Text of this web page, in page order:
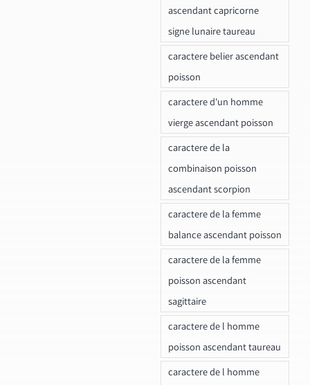
ascendant capricorne
signe lunaire taureau
caractere belier ascendant
poisson
caractere d'un homme
vierge ascendant poisson
caractere de la
combinaison poisson
ascendant scorpion
caractere de la femme
balance ascendant poisson
caractere de la femme
poisson ascendant
sagittaire
caractere de l homme
poisson ascendant taureau
caractere de l homme